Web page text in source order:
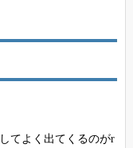
てよく出てくるのがr